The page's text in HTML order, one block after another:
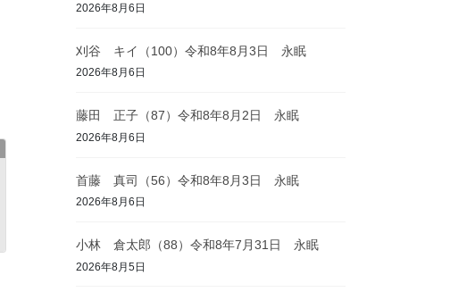
2026年8月6日
刈谷 キイ（100）令和8年8月3日 永眠
2026年8月6日
藤田 正子（87）令和8年8月2日 永眠
2026年8月6日
首藤 真司（56）令和8年8月3日 永眠
2026年8月6日
小林 倉太郎（88）令和8年7月31日 永眠
2026年8月5日